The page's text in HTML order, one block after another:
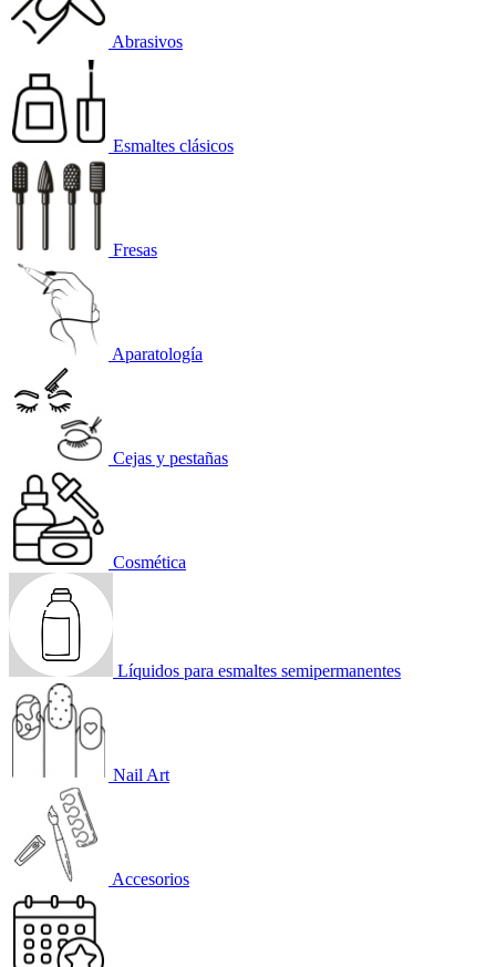
Abrasivos
Esmaltes clásicos
Fresas
Aparatología
Cejas y pestañas
Cosmética
Líquidos para esmaltes semipermanentes
Nail Art
Accesorios